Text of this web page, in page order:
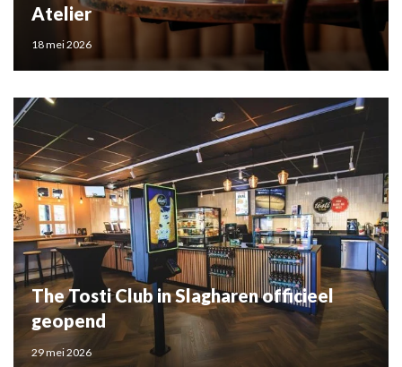
Atelier
18 mei 2026
The Tosti Club in Slagharen officieel
geopend
29 mei 2026